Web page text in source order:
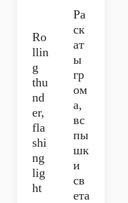
Ro
llin
g
thu
nd
er,
fla
shi
ng
lig
ht
Ра
ск
ат
ы
гр
ом
а,
вс
пы
шк
и
св
ета